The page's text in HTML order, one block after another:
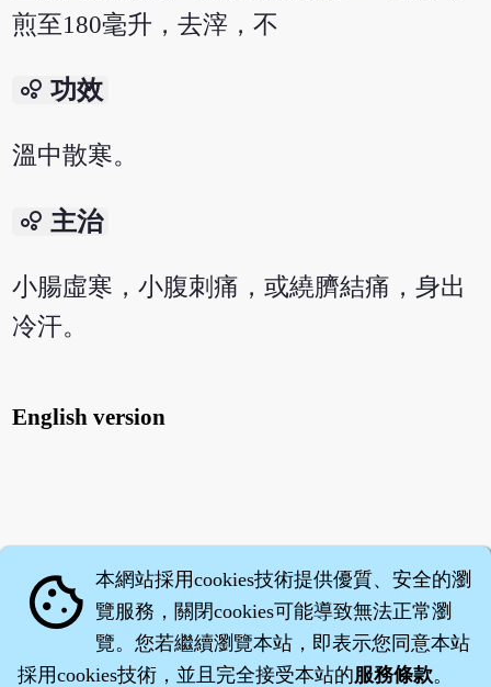
煎至180毫升，去滓，不
bubble_chart 功效
溫中散寒。
bubble_chart 主治
小腸虛寒，小腹刺痛，或繞臍結痛，身出
冷汗。
English version
cookie 本網站採用cookies技術提供優質、安全的瀏
覽服務，關閉cookies可能導致無法正常瀏
覽。您若繼續瀏覽本站，即表示您同意本站
採用cookies技術，並且完全接受本站的服務條款。